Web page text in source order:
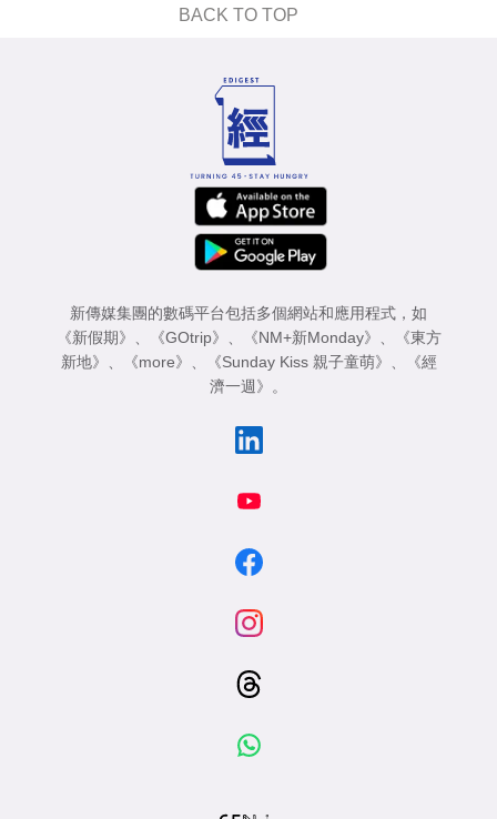
BACK TO TOP
新傳媒集團的數碼平台包括多個網站和應用程式，如
《新假期》 、 《GOtrip》 、 《NM+新Monday》 、
《東方
新地》 、 《more》 、 《Sunday Kiss 親子童萌》 、
《經
濟一週》 。